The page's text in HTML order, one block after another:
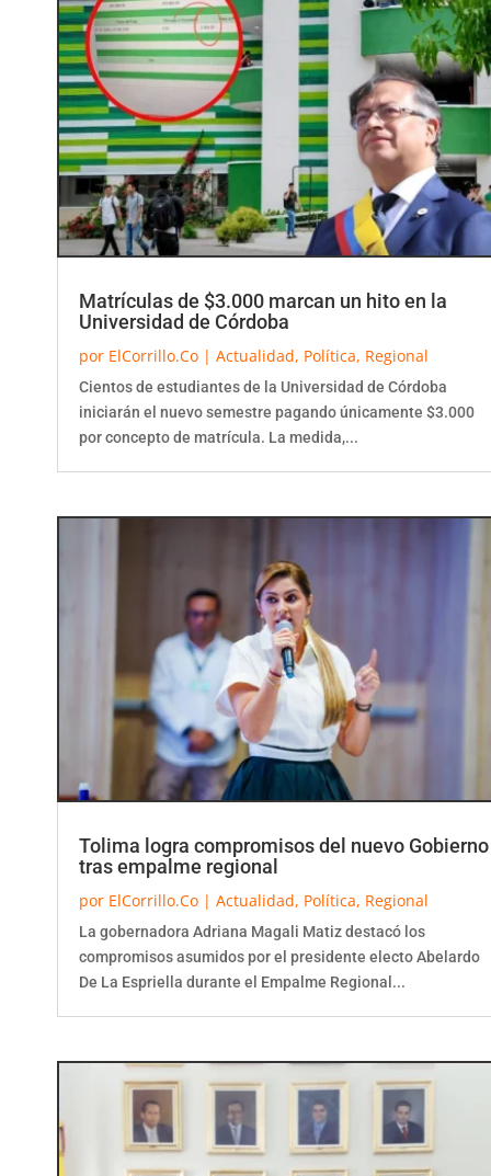
Matrículas de $3.000 marcan un hito en la
Universidad de Córdoba
por ElCorrillo.Co | Actualidad, Política, Regional
Cientos de estudiantes de la Universidad de Córdoba
iniciarán el nuevo semestre pagando únicamente $3.000
por concepto de matrícula. La medida,...
Tolima logra compromisos del nuevo Gobierno
tras empalme regional
por ElCorrillo.Co | Actualidad, Política, Regional
La gobernadora Adriana Magali Matiz destacó los
compromisos asumidos por el presidente electo Abelardo
De La Espriella durante el Empalme Regional...